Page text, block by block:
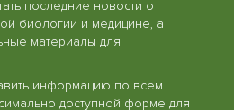
последние новости о
биологии и медицине, а
материалы для
информацию по всем
доступной форме для